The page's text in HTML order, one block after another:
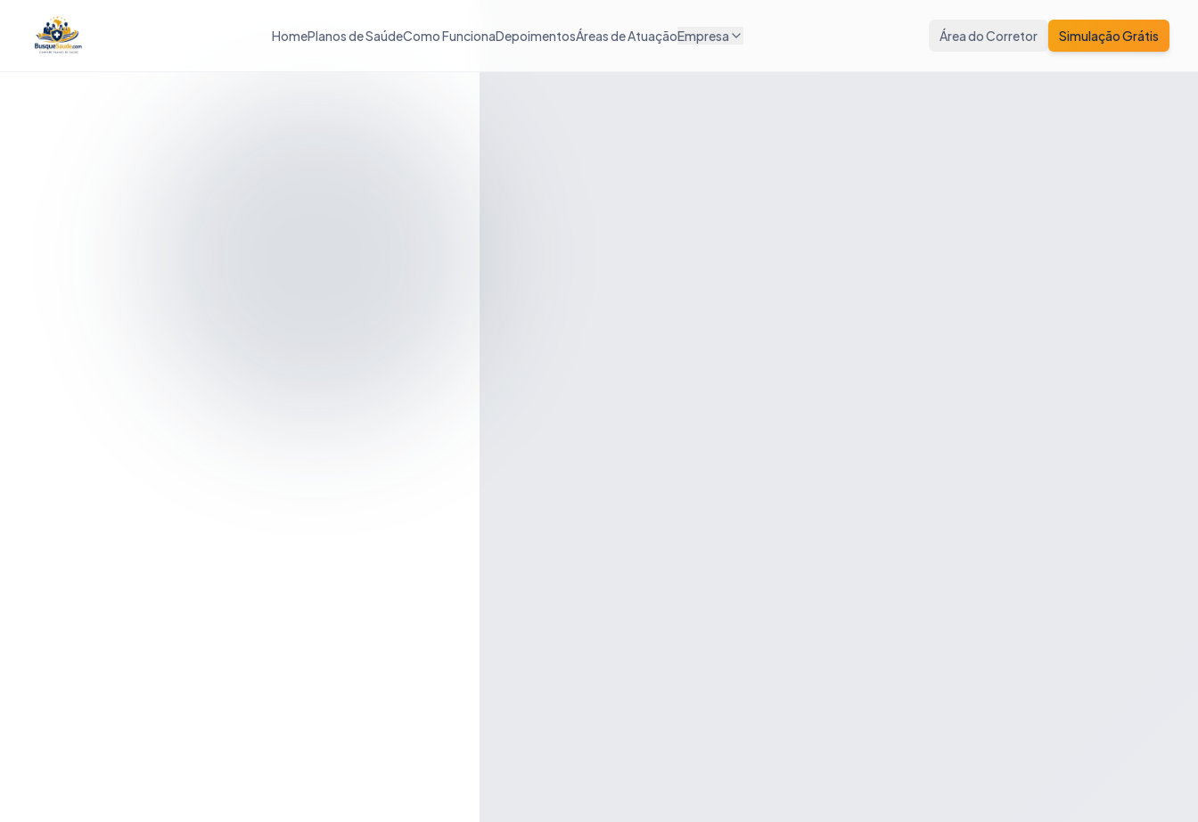
HomePlanos de SaúdeComo FuncionaDepoimentosÁreas de AtuaçãoEmpresa Área do Corretor Simulação Grátis